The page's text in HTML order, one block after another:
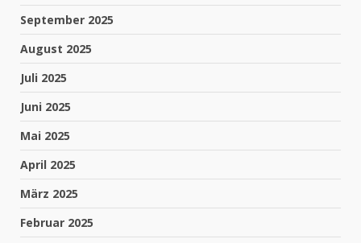
September 2025
August 2025
Juli 2025
Juni 2025
Mai 2025
April 2025
März 2025
Februar 2025